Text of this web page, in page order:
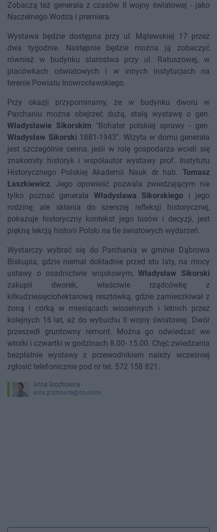
Zobaczą też generała z czasów II wojny światowej - jako
Naczelnego Wodza i premiera.
Wystawa będzie dostępna przy ul. Mątewskiej 17 przez
dwa tygodnie. Następnie będzie można ją zobaczyć
również w budynku starostwa przy ul. Ratuszowej, w
placówkach oświatowych i w innych instytucjach na
terenie Powiatu Inowrocławskiego.
Przy okazji przypominamy, że w budynku dworu w
Parchaniu można obejrzeć dużą, stałą wystawę o gen.
Władysławie Sikorskim "Bohater polskiej sprawy - gen.
Władysław Sikorski 1881-1943". Wizyta w domu generała
jest szczególnie cenna, jeśli w rolę gospodarza wcieli się
znakomity historyk i współautor wystawy prof. Instytutu
Historycznego Polskiej Akademii Nauk dr hab. Tomasz
Łaszkiewicz. Jego opowieść pozwala zwiedzającym nie
tylko poznać generała Władysława Sikorskiego i jego
rodzinę, ale skłania do szerszej refleksji historycznej,
pokazuje historyczny kontekst jego losów i decyzji, jest
piękną lekcją historii Polski na tle światowych wydarzeń.
Wystarczy wybrać się do Parchania w gminie Dąbrowa
Biskupia, gdzie niemal dokładnie przed stu laty, na mocy
ustawy o osadnictwie wojskowym,Władysław Sikorski
zakupił dworek, właściwie rządcówkę z
kilkudziesięciohektarową resztówką, gdzie zamieszkiwał z
żoną i córką w miesiącach wiosennych i letnich przez
kolejnych 16 lat, aż do wybuchu II wojny światowej. Dwór
przeszedł gruntowny remont. Można go odwiedzać we
wtorki i czwartki w godzinach 8.00- 15.00. Chęć zwiedzania
bezpłatnie wystawy z przewodnikiem należy wcześniej
zgłosić telefonicznie pod nr tel. 572 158 821.
Anna Grochowina
anna.grochowina@ino.online